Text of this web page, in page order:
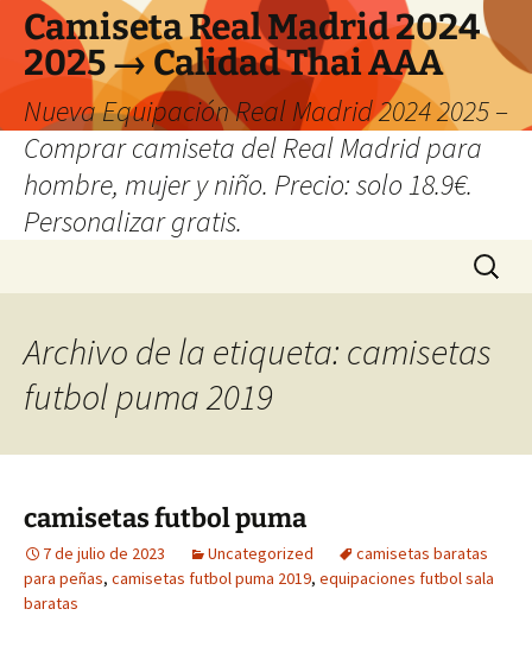
Camiseta Real Madrid 2024
2025 → Calidad Thai AAA
Nueva Equipación Real Madrid 2024 2025 –
Comprar camiseta del Real Madrid para
hombre, mujer y niño. Precio: solo 18.9€.
Personalizar gratis.
Buscar:
Archivo de la etiqueta: camisetas
futbol puma 2019
camisetas futbol puma
7 de julio de 2023 Uncategorized
camisetas baratas
para peñas, camisetas futbol puma 2019, equipaciones futbol sala
baratas